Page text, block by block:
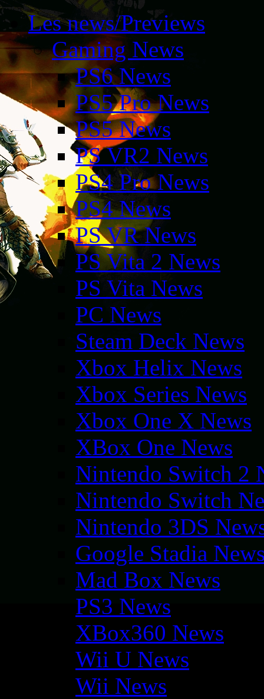
Les news/Previews
Gaming News
PS6 News
PS5 Pro News
PS5 News
PS VR2 News
PS4 Pro News
PS4 News
PS VR News
PS Vita 2 News
PS Vita News
PC News
Steam Deck News
Xbox Helix News
Xbox Series News
Xbox One X News
XBox One News
Nintendo Switch 2
Nintendo Switch
Nintendo 3DS
Google Stadia
Mad Box News
PS3 News
XBox360 News
Wii U News
Wii News